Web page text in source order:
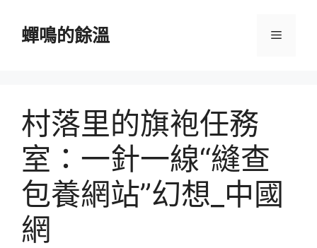
蟬鳴的餘溫 選
村落里的旗袍任務
室：一針一線“縫查
包養網站”幻想_中國
網